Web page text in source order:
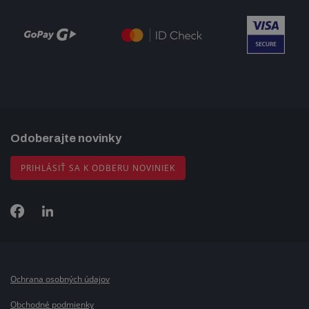
Odoberajte novinky
PRIHLÁSIŤ SA K ODBERU NOVINIEK
Ochrana osobných údajov
Obchodné podmienky